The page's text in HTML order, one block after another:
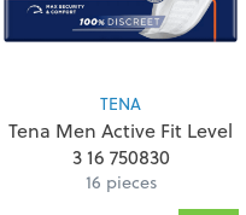
TENA
Tena Men Active Fit Level
3 16 750830
16 pieces